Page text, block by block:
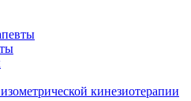
кинезиотерапии